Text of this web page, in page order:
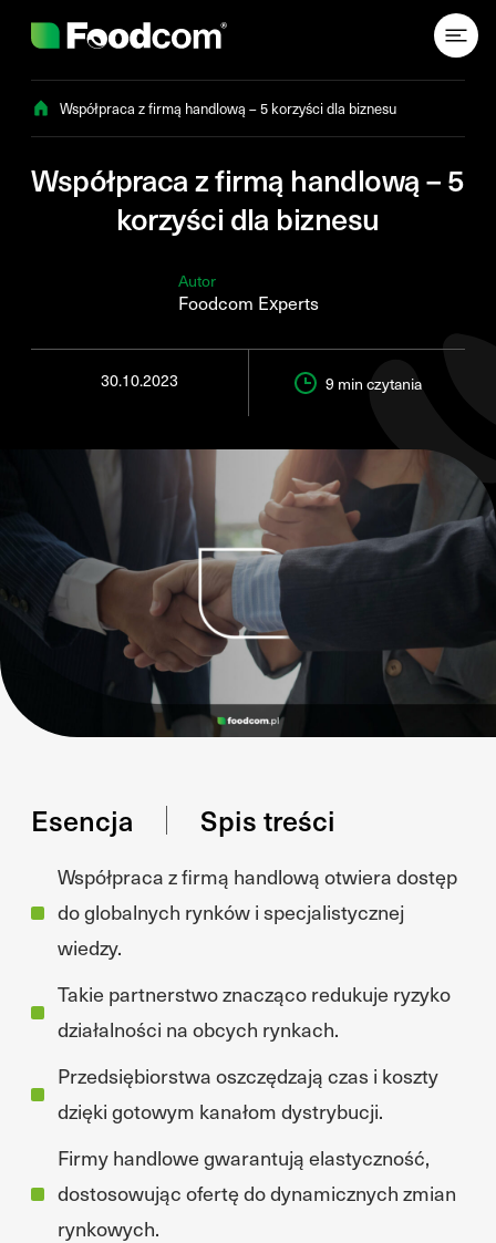
Współpraca z firmą handlową – 5 korzyści dla biznesu
Współpraca z firmą handlową – 5
korzyści dla biznesu
Autor
Foodcom Experts
30.10.2023 9 min czytania
Esencja Spis treści
Współpraca z firmą handlową otwiera dostęp
do globalnych rynków i specjalistycznej
wiedzy.
Takie partnerstwo znacząco redukuje ryzyko
działalności na obcych rynkach.
Przedsiębiorstwa oszczędzają czas i koszty
dzięki gotowym kanałom dystrybucji.
Firmy handlowe gwarantują elastyczność,
dostosowując ofertę do dynamicznych zmian
rynkowych.